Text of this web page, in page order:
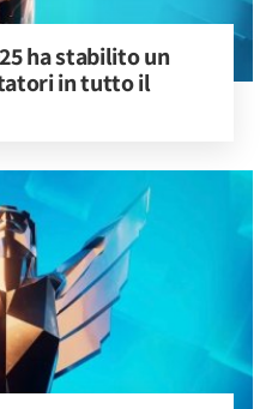
ha stabilito un
in tutto il